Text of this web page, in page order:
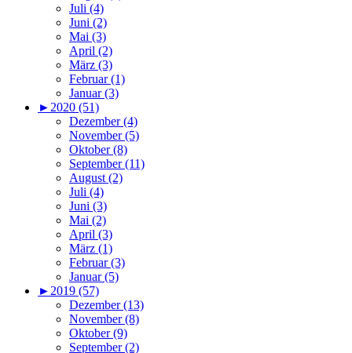
Juli (4)
Juni (2)
Mai (3)
April (2)
März (3)
Februar (1)
Januar (3)
► 2020 (51)
Dezember (4)
November (5)
Oktober (8)
September (11)
August (2)
Juli (4)
Juni (3)
Mai (2)
April (3)
März (1)
Februar (3)
Januar (5)
► 2019 (57)
Dezember (13)
November (8)
Oktober (9)
September (2)